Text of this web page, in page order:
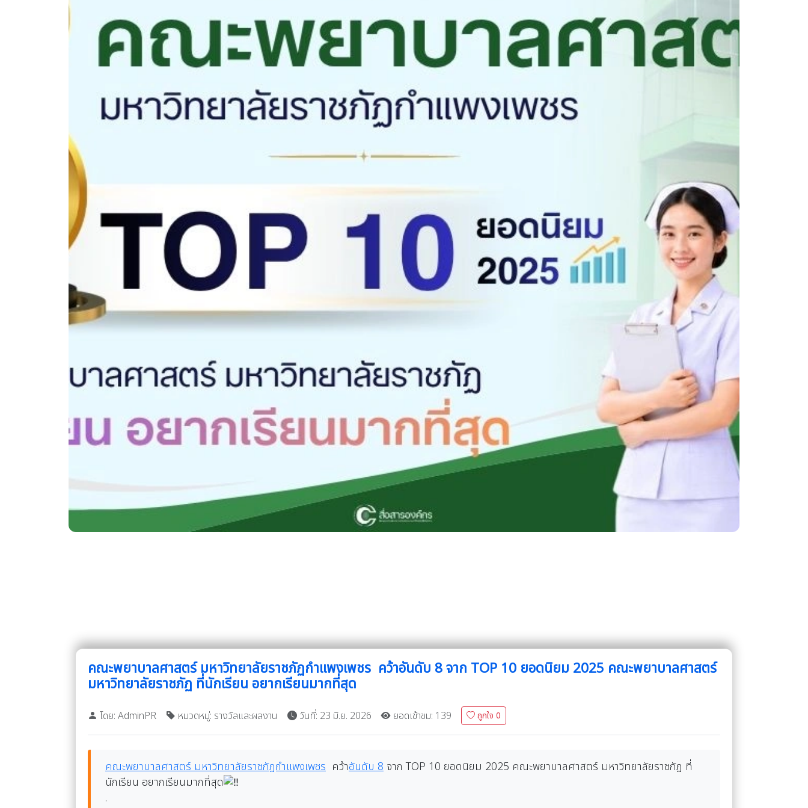
คณะพยาบาลศาสตร์ มหาวิทยาลัยราชภัฏกำแพงเพชร คว้าอันดับ 8 จาก TOP 10 ยอดนิยม 2025 คณะพยาบาลศาสตร์
มหาวิทยาลัยราชภัฏ ที่นักเรียน อยากเรียนมากที่สุด
โดย: AdminPR หมวดหมู่: รางวัลและผลงาน วันที่: 23 มิ.ย. 2026 ยอดเข้าชม: 139 ถูกใจ 0
คณะพยาบาลศาสตร์ มหาวิทยาลัยราชภัฏกำแพงเพชร คว้าอันดับ 8 จาก TOP 10 ยอดนิยม 2025 คณะพยาบาลศาสตร์ มหาวิทยาลัยราชภัฏ ที่
นักเรียน อยากเรียนมากที่สุด
.